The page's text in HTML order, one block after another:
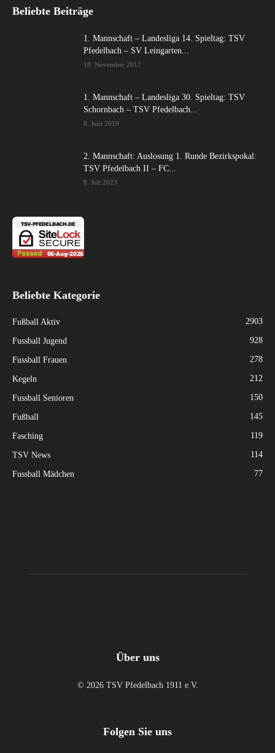
Beliebte Beiträge
1. Mannschaft – Landesliga 14. Spieltag: TSV
Pfedelbach – SV Leingarten...
18. November 2017
1. Mannschaft – Landesliga 30. Spieltag: TSV
Schornbach – TSV Pfedelbach...
8. Juni 2019
2. Mannschaft: Auslosung 1. Runde Bezirkspokal:
TSV Pfedelbach II – FC...
8. Juli 2023
Beliebte Kategorie
Fußball Aktiv 2903
Fussball Jugend 928
Fussball Frauen 278
Kegeln 212
Fussball Senioren 150
Fußball 145
Fasching 119
TSV News 114
Fussball Mädchen 77
Über uns
© 2026 TSV Pfedelbach 1911 e.V.
Folgen Sie uns